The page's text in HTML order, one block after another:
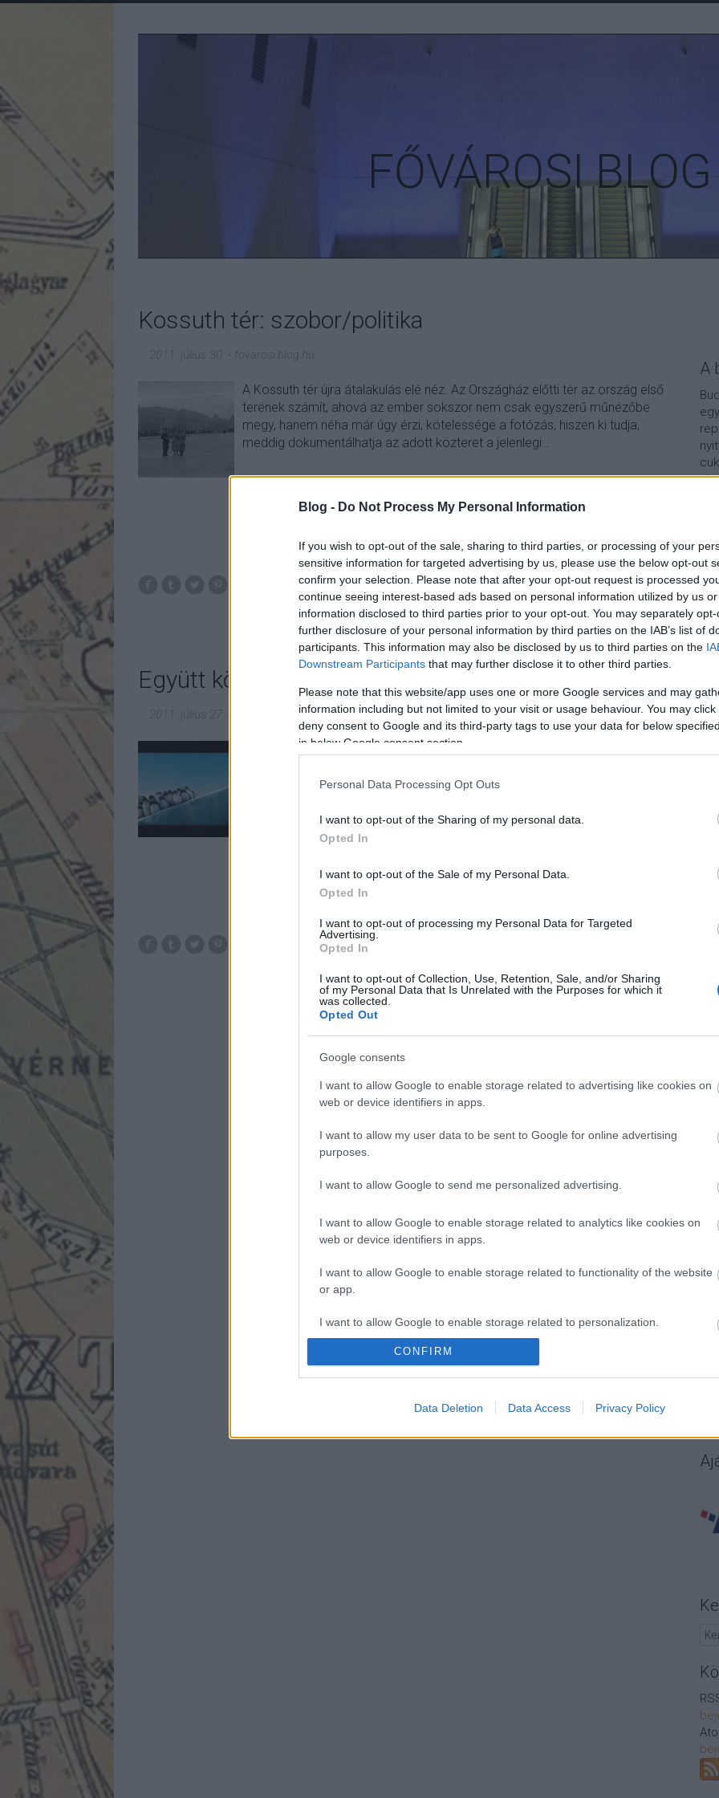
Blog - Do Not Process My Personal Information
If you wish to opt-out of the sale, sharing to third parties, or processing of your
sensitive information for targeted advertising by us, please use the below opt-out
confirm your selection. Please note that after your opt-out request is processed
continue seeing interest-based ads based on personal information utilized by us
information disclosed to third parties prior to your opt-out. You may separately
further disclosure of your personal information by third parties on the IAB’s list of
participants. This information may also be disclosed by us to third parties on the
Downstream Participants that may further disclose it to other third parties.
Please note that this website/app uses one or more Google services and may
information including but not limited to your visit or usage behaviour. You may
deny consent to Google and its third-party tags to use your data for below
in below Google consent section.
Personal Data Processing Opt Outs
I want to opt-out of the Sharing of my personal data.
Opted In
I want to opt-out of the Sale of my Personal Data.
Opted In
I want to opt-out of processing my Personal Data for Targeted
Advertising.
Opted In
I want to opt-out of Collection, Use, Retention, Sale, and/or Sharing
of my Personal Data that Is Unrelated with the Purposes for which it
was collected.
Opted Out
Google consents
I want to allow Google to enable storage related to advertising like cookies on
web or device identifiers in apps.
I want to allow my user data to be sent to Google for online advertising
purposes.
I want to allow Google to send me personalized advertising.
I want to allow Google to enable storage related to analytics like cookies on
web or device identifiers in apps.
I want to allow Google to enable storage related to functionality of the website
or app.
I want to allow Google to enable storage related to personalization.
authentication functionality and fraud prevention, and other user protection.
CONFIRM
Data Deletion Data Access Privacy Policy
FŐVÁROSI BLOG
Kossuth tér: szobor/politika
2011. július 30. fovarosi.blog.hu
A Kossuth tér újra átalakulás elé néz. Az Országház előtti tér az ország első
terének számít, ahová az ember sokszor nem csak egyszerű műnézőbe
megy, hanem néha már úgy érzi, kötelessége a fotózás, hiszen ki tudja,
meddig dokumentálhatja az adott közteret a jelenlegi…
1komment
kossuthter kossuthlajos bp05 haviszobor kossuthszobor andrassygyula
andrassyszobor karolyiszobor
Együtt könnyebb!
2011. július 27. fovarosi.blog.hu
"It's smarter to travel in groups" - azaz: "Csoportosan utazni okosabb",
kozlekedes
takethebus
A
A
is
A
A
A
A
A